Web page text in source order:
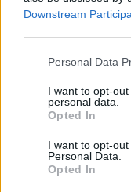
Downstream
Please note that
not limited to your
grant or deny
use your data for
consent section.
Personal Data
I want to opt-
personal data.
Opted In
I want to opt-
Personal Data.
Opted In
Trump belső
fegyverhiány